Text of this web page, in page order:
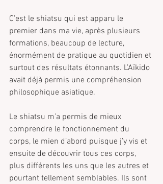
C’est le shiatsu qui est apparu le
premier dans ma vie, après plusieurs
formations, beaucoup de lecture,
énormément de pratique au quotidien et
surtout des résultats étonnants. L’Aïkido
avait déjà permis une compréhension
philosophique asiatique.
Le shiatsu m’a permis de mieux
comprendre le fonctionnement du
corps, le mien d’abord puisque j’y vis et
ensuite de découvrir tous ces corps,
plus différents les uns que les autres et
pourtant tellement semblables. Ils sont